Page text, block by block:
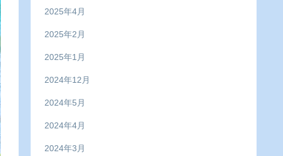
2025年4月
2025年2月
2025年1月
2024年12月
2024年5月
2024年4月
2024年3月